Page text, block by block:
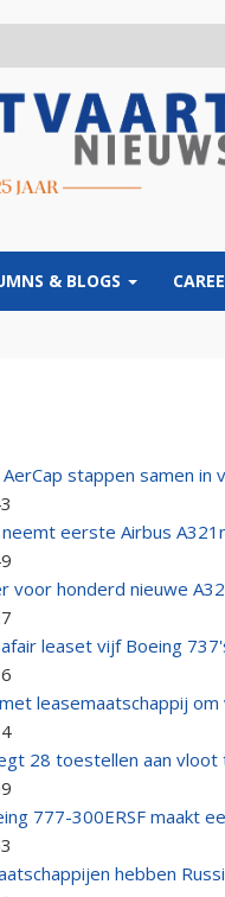
& BLOGS
stappen samen
eerste Airbus
voor honderd nieuwe
leaset vijf Boeing
leasemaatschappij
28 toestellen aan
777-300ERSF maakt
hebben